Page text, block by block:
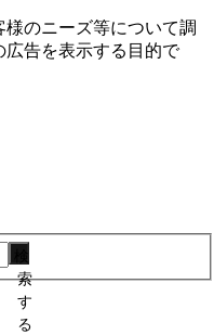
のニーズ等について調
告を表⽰する⽬的で
索
す
る